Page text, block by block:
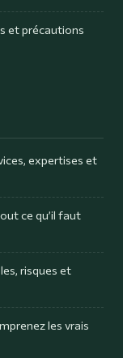
et précautions
expertises et
ce qu’il faut
risques et
les vrais